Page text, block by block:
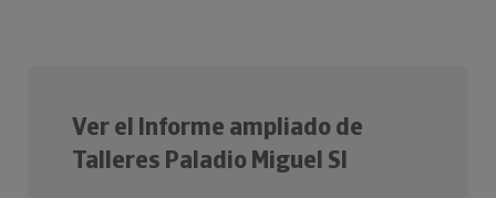
Ver el Informe ampliado de
Talleres Paladio Miguel Sl